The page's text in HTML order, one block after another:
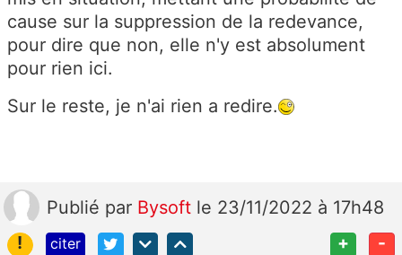
cause sur la suppression de la redevance,
pour dire que non, elle n'y est absolument
pour rien ici.
Sur le reste, je n'ai rien a redire.
Publié par Bysoft le 23/11/2022 à 17h48
!
citer + -